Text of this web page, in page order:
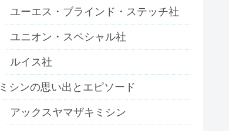
ユーエス・ブラインド・ステッチ社
ユニオン・スペシャル社
ルイス社
ミシンの思い出とエピソード
アックスヤマザキミシン